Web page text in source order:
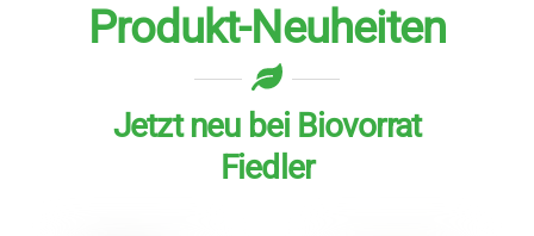
Produkt-Neuheiten
Jetzt neu bei Biovorrat
Fiedler